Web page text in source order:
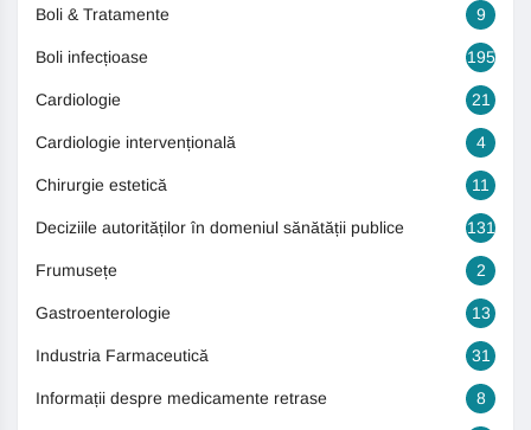
Boli & Tratamente 9
Boli infecțioase 195
Cardiologie 21
Cardiologie intervențională 4
Chirurgie estetică 11
Deciziile autorităților în domeniul sănătății publice 131
Frumusețe 2
Gastroenterologie 13
Industria Farmaceutică 31
Informații despre medicamente retrase 8